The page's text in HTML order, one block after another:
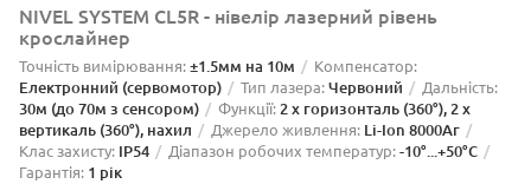
NIVEL SYSTEM CL5R - нівелір лазерний рівень
крослайнер
Точність вимірювання:±1.5мм на 10м Компенсатор:
Електронний (сервомотор) Тип лазера:Червоний Дальність:
30м (до 70м з сенсором) Функції:2 x горизонталь (360°), 2 x
вертикаль (360°), нахил
Джерело живлення: Li-Ion 8000Aг
Клас захисту: IP54 Діапазон робочих температур:-10°...+50°C
Гарантія: 1 рік